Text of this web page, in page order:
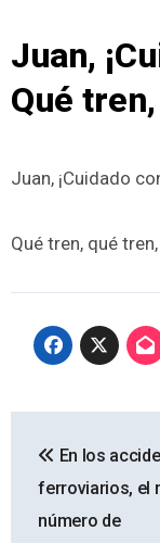
Juan,
Qué
Juan, ¡Cuidado
Qué tren, qué
de
entradas
En los
ferroviarios, el
número de